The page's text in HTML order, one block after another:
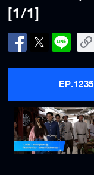
[1/1]
EP.1235